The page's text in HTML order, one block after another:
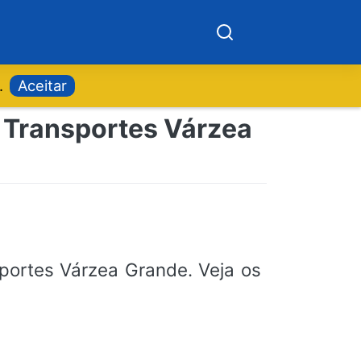
Aceitar
Várzea
Várzea Grande. Veja os